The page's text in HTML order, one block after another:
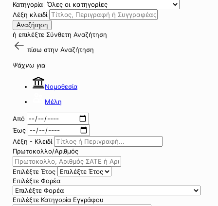
Κατηγορία
Λέξη κλειδί
Αναζήτηση
ή επιλέξτε Σύνθετη Αναζήτηση
πίσω στην Αναζήτηση
Ψάχνω για
Νομοθεσία
Μέλη
Από
Έως
Λέξη - Κλειδί
Πρωτοκολλο/Αριθμός
Επιλέξτε Έτος
Επιλέξτε Φορέα
Επιλέξτε Κατηγορία Εγγράφου